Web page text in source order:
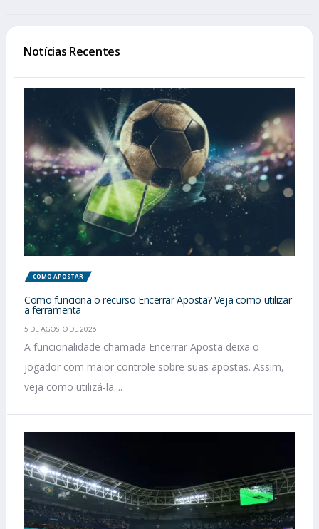
Notícias Recentes
COMO APOSTAR
Como funciona o recurso Encerrar Aposta? Veja como utilizar
a ferramenta
5 DE AGOSTO DE 2026
A funcionalidade chamada Encerrar Aposta deixa o
jogador com maior controle sobre suas apostas. Assim,
veja como utilizá-la....